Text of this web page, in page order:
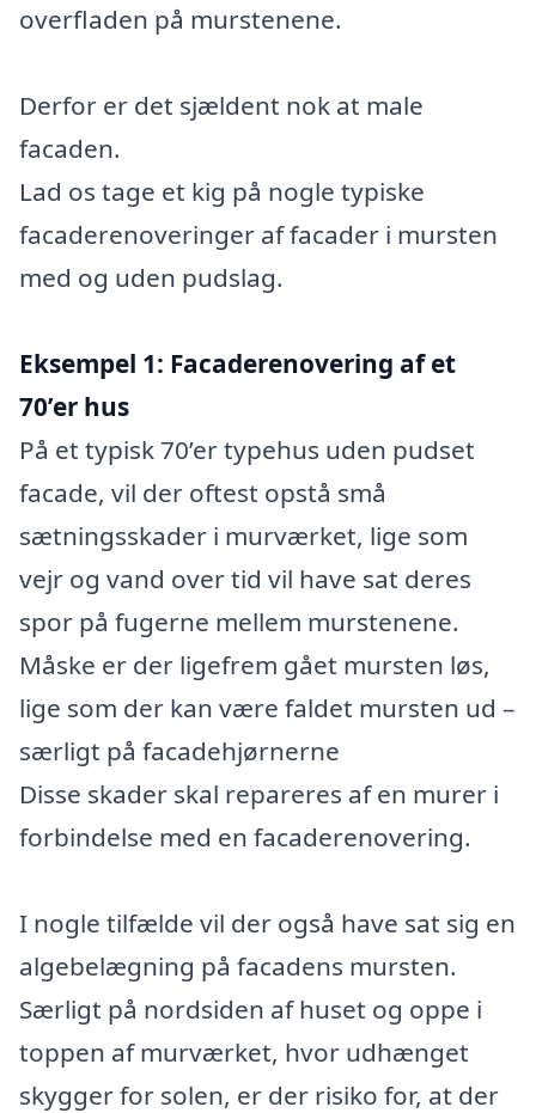
overfladen på murstenene.
Derfor er det sjældent nok at male
facaden.
Lad os tage et kig på nogle typiske
facaderenoveringer af facader i mursten
med og uden pudslag.
Eksempel 1: Facaderenovering af et
70’er hus
På et typisk 70’er typehus uden pudset
facade, vil der oftest opstå små
sætningsskader i murværket, lige som
vejr og vand over tid vil have sat deres
spor på fugerne mellem murstenene.
Måske er der ligefrem gået mursten løs,
lige som der kan være faldet mursten ud –
særligt på facadehjørnerne
Disse skader skal repareres af en murer i
forbindelse med en facaderenovering.
I nogle tilfælde vil der også have sat sig en
algebelægning på facadens mursten.
Særligt på nordsiden af huset og oppe i
toppen af murværket, hvor udhænget
skygger for solen, er der risiko for, at der